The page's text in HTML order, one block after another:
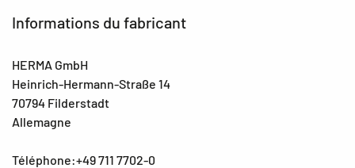
Informations du fabricant
HERMA GmbH
Heinrich-Hermann-Straße 14
70794 Filderstadt
Allemagne
Téléphone:+49 711 7702-0